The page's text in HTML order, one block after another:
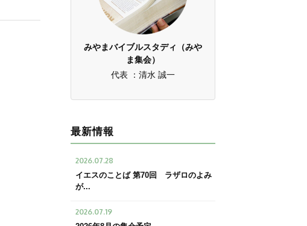
みやまバイブルスタディ（みや
ま集会）
代表 ：清水 誠一
最新情報
2026.07.28
イエスのことば 第70回 ラザロのよみ
が...
2026.07.19